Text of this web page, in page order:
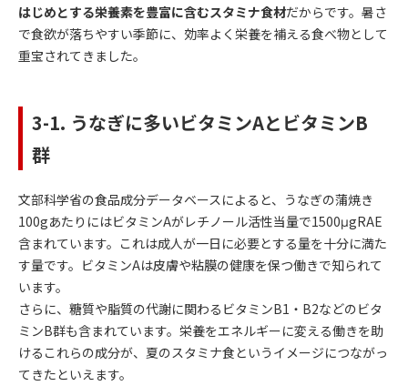
はじめとする栄養素を豊富に含むスタミナ食材だからです。暑さ
で食欲が落ちやすい季節に、効率よく栄養を補える食べ物として
重宝されてきました。
3-1. うなぎに多いビタミンAとビタミンB
群
文部科学省の食品成分データベースによると、うなぎの蒲焼き
100gあたりにはビタミンAがレチノール活性当量で1500μgRAE
含まれています。これは成人が一日に必要とする量を十分に満た
す量です。ビタミンAは皮膚や粘膜の健康を保つ働きで知られて
います。
さらに、糖質や脂質の代謝に関わるビタミンB1・B2などのビタ
ミンB群も含まれています。栄養をエネルギーに変える働きを助
けるこれらの成分が、夏のスタミナ食というイメージにつながっ
てきたといえます。